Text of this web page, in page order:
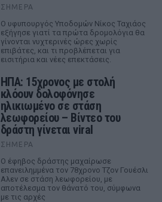
ΣΉΜΕΡΑ
Ο υφυπουργός Υποδομών Νίκος Ταχιάος
εξήγησε γιατί τα πρώτα δρομολόγια θα
γίνονται νυχτερινές ώρες χωρίς
επιβάτες, και τι προβλέπεται για
εισιτήρια και νέες επεκτάσεις.
ΗΠΑ: 15χρονος με στολή
κλόουν δολοφόνησε
ηλικιωμένο σε στάση
λεωφορείου – Βίντεο του
δράστη γίνεται viral
ΣΉΜΕΡΑ
Ο έφηβος δράστης μαχαίρωσε
επανειλημμένα τον 78χρονο Τζον Γουέσλι
Αλεν σε στάση λεωφορείου, με
αποτέλεσμα τον θάνατό του, σύμφωνα
με τις αρχές